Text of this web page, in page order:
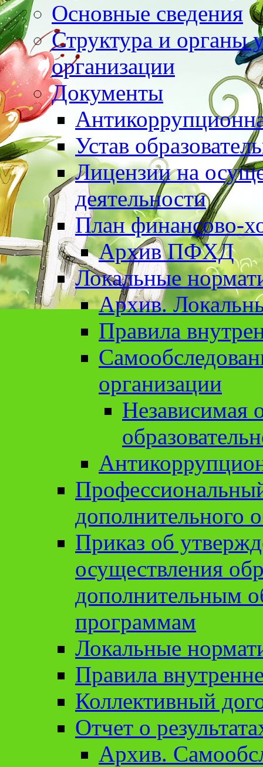
Основные сведения
Структура и органы
организации
Документы
Устав
Лицензии на
деятельности
План финансово-
Архив ПФХД
Локальные
Архив.
Правила
организации
Независимая
дополнительного
Приказ об
осуществления
дополнительным
программам
Локальные
Правила
Коллективный
Отчет о
Архив.